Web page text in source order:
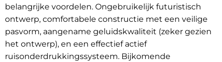
belangrijke voordelen. Ongebruikelijk futuristisch
ontwerp, comfortabele constructie met een veilige
pasvorm, aangename geluidskwaliteit (zeker gezien
het ontwerp), en een effectief actief
ruisonderdrukkingssysteem. Bijkomende